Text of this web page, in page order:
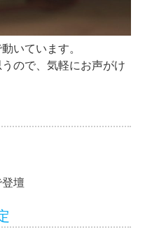
いています。
ので、気軽にお声がけ
壇